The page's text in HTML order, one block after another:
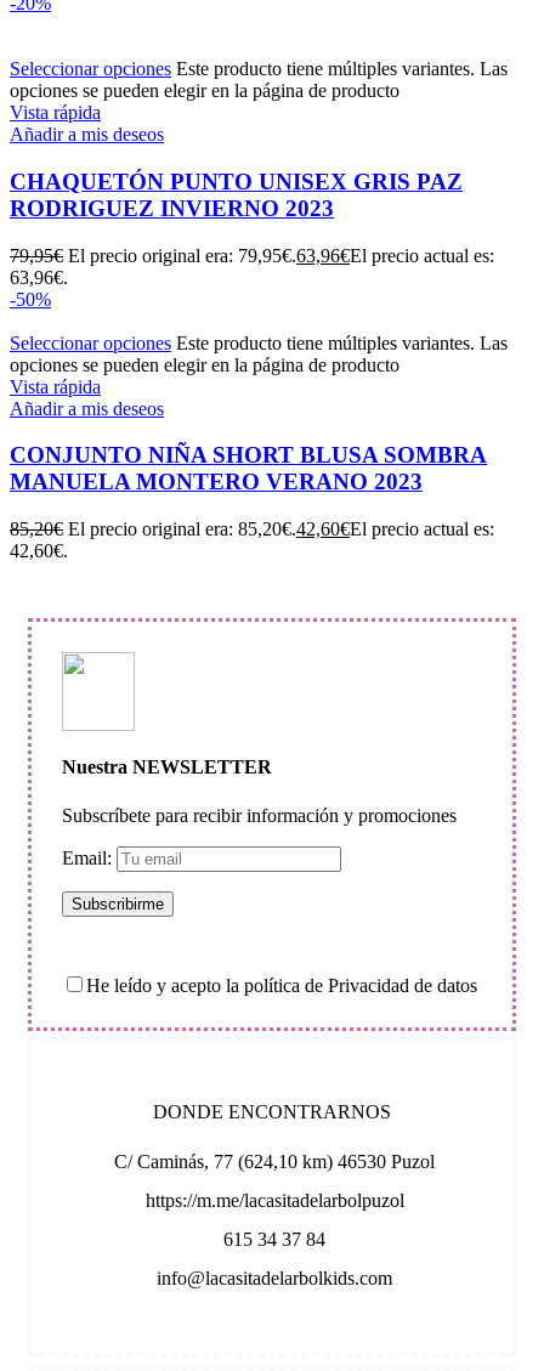
Seleccionar opciones Este producto tiene múltiples variantes. Las
opciones se pueden elegir en la página de producto
Vista rápida
Añadir a mis deseos
CHAQUETÓN PUNTO UNISEX GRIS PAZ
RODRIGUEZ INVIERNO 2023
79,95€ El precio original era: 79,95€.63,96€El precio actual es:
63,96€.
-50%
Seleccionar opciones Este producto tiene múltiples variantes. Las
opciones se pueden elegir en la página de producto
Vista rápida
Añadir a mis deseos
CONJUNTO NIÑA SHORT BLUSA SOMBRA
MANUELA MONTERO VERANO 2023
85,20€ El precio original era: 85,20€.42,60€El precio actual es:
42,60€.
Nuestra NEWSLETTER
Subscríbete para recibir información y promociones
Email:
He leído y acepto la política de Privacidad de datos
DONDE ENCONTRARNOS
C/ Caminás, 77 (624,10 km) 46530 Puzol
https://m.me/lacasitadelarbolpuzol
615 34 37 84
info@lacasitadelarbolkids.com